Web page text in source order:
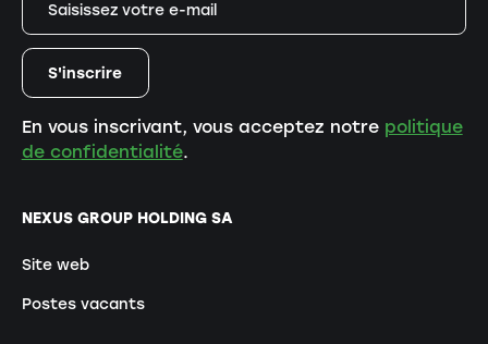
NEXUS GROUP HOLDING SA
Site web
Postes vacants
En vous inscrivant, vous acceptez notre politique
de confidentialité.